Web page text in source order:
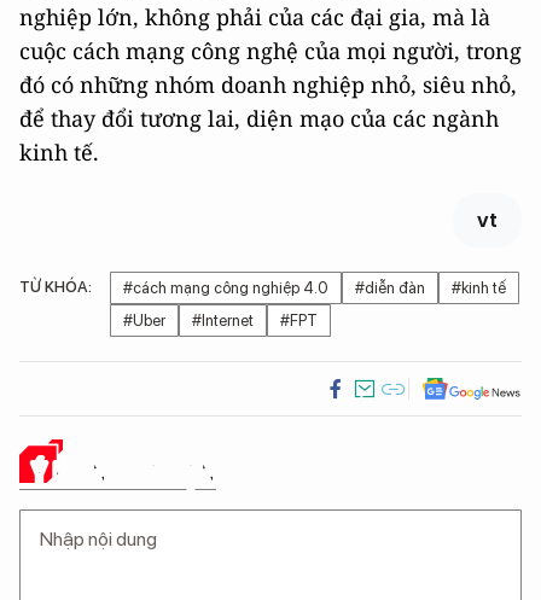
nghiệp lớn, không phải của các đại gia, mà là
cuộc cách mạng công nghệ của mọi người, trong
đó có những nhóm doanh nghiệp nhỏ, siêu nhỏ,
để thay đổi tương lai, diện mạo của các ngành
kinh tế.
vt
TỪ KHÓA: #cách mạng công nghiệp 4.0 #diễn đàn
#kinh tế
#Uber
#Internet #FPT
Ý KIẾN CỦA BẠN